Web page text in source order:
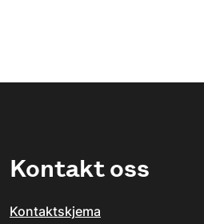
Kontakt oss
Kontaktskjema